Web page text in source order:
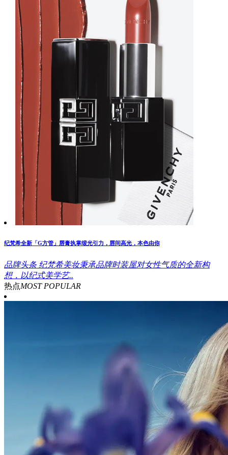
纪梵希全新「G方管」唇膏执掌缎光引力，唇间高光，本色由你
品牌头条 纪梵希美妆秉承品牌时装屋对女性气质的全新构
想，以纪式美学艺..
热点MOST POPULAR